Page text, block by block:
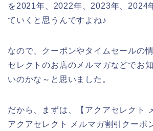
を2021年、2022年、2023年、2024
ていくと思うんですよね♪
なので、クーポンやタイムセールの
セレクトのお店のメルマガなどでお
いのかな～と思いました。
だから、まずは、【アクアセレクト
アクアセレクト メルマガ割引クーポ